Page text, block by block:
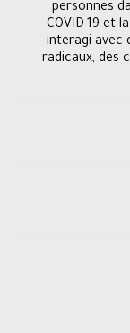
personnes
COVID-19 et
interagi avec
radicaux, des